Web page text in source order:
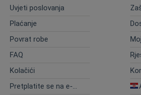
Uvjeti poslovanja
Plaćanje
Povrat robe
FAQ
Kolačići
Pretplatite se na e-